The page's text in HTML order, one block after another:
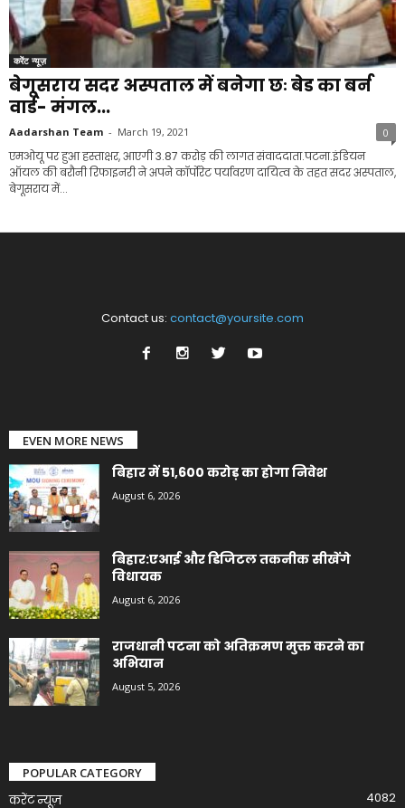
करेंट न्यूज़
बेगूसराय सदर अस्पताल में बनेगा छः बेड का बर्न
वार्ड- मंगल...
Aadarshan Team - March 19, 2021 0
एमओयू पर हुआ हस्ताक्षर, आएगी 3.87 करोड़ की लागत संवाददाता.पटना.इंडियन
ऑयल की बरौनी रिफाइनरी ने अपने कॉर्पोरेट पर्यावरण दायित्व के तहत सदर अस्पताल,
बेगूसराय में...
Contact us: contact@yoursite.com
EVEN MORE NEWS
बिहार में 51,600 करोड़ का होगा निवेश
August 6, 2026
बिहार:एआई और डिजिटल तकनीक सीखेंगे
विधायक
August 6, 2026
राजधानी पटना को अतिक्रमण मुक्त करने का
अभियान
August 5, 2026
POPULAR CATEGORY
करेंट न्यूज़ 4082